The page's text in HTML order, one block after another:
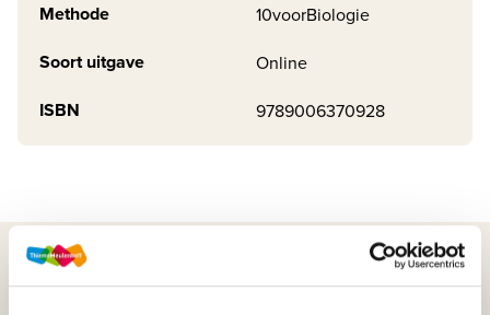
Methode 10voorBiologie
Soort uitgave Online
ISBN 9789006370928
WIJ STAAN VOOR JE KLAAR!